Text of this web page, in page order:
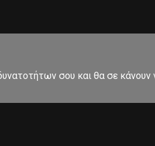
σου και θα σε